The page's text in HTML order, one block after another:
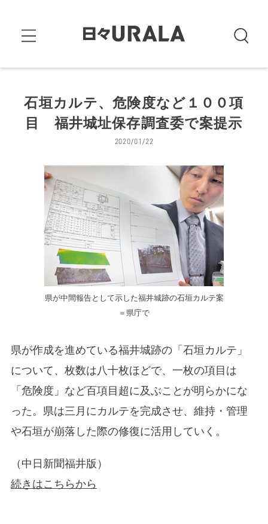
石垣カルテ、危険度など１００項
目 福井城址保存調査委で案提示
2020/01/22
県が中間報告として示した福井城跡の石垣カルテ案
＝県庁で
県が作成を進めている福井城跡の「石垣カルテ」
について、枚数は八十枚ほどで、一枚の項目は
「危険度」など百項目超に及ぶことが明らかにな
った。県は三月にカルテを完成させ、維持・管理
や石垣が崩落した際の修復に活用していく。
（中日新聞福井版）
続きはこちらから